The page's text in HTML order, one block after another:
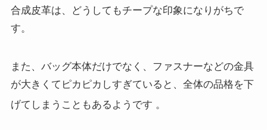
合成皮革は、どうしてもチープな印象になりがちで
す。
また、バッグ本体だけでなく、ファスナーなどの金具
が大きくてピカピカしすぎていると、全体の品格を下
げてしまうこともあるようです 。